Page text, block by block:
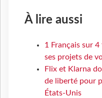
À lire aussi
1 Français sur
ses projets de
Flix et Klarna
de liberté pour
États-Unis